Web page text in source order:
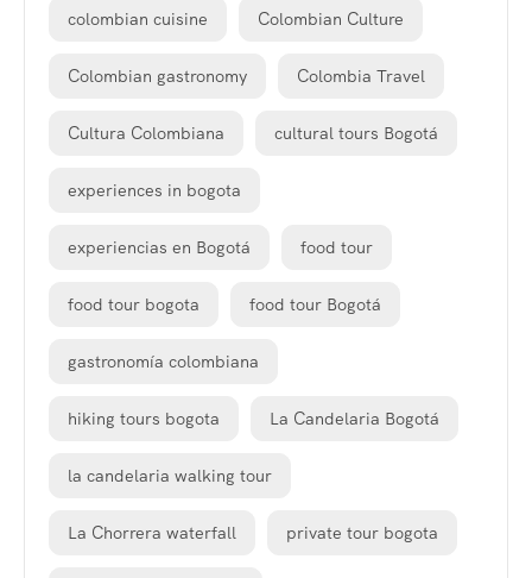
colombian cuisine Colombian Culture
Colombian gastronomy Colombia Travel
Cultura Colombiana cultural tours Bogotá
experiences in bogota
experiencias en Bogotá food tour
food tour bogota food tour Bogotá
gastronomía colombiana
hiking tours bogota La Candelaria Bogotá
la candelaria walking tour
La Chorrera waterfall private tour bogota